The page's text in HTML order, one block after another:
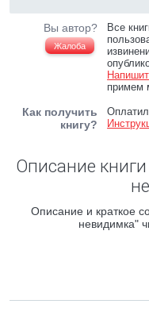
Вы автор?
Жалоба
Все
примем
Как получить
книгу?
Описание
Описание и краткое
невидимка"